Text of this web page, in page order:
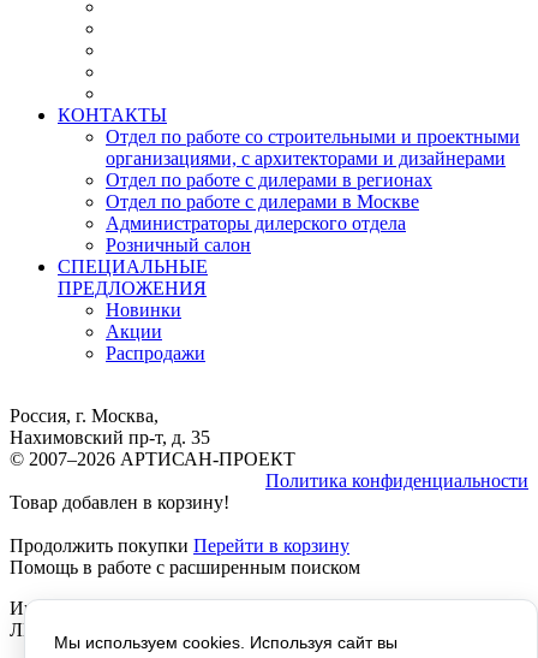
КОНТАКТЫ
Отдел по работе со строительными и проектными
организациями, с архитекторами и дизайнерами
Отдел по работе с дилерами в регионах
Отдел по работе с дилерами в Москве
Администраторы дилерского отдела
Розничный салон
СПЕЦИАЛЬНЫЕ
ПРЕДЛОЖЕНИЯ
Новинки
Акции
Распродажи
Россия, г. Москва,
Нахимовский пр-т, д. 35
© 2007–2026 АРТИСАН-ПРОЕКТ
Политика конфиденциальности
Товар добавлен в корзину!
Продолжить покупки Перейти в корзину
Помощь в работе с расширенным поиском
Инструкция расширенный Поиск, работает везде, КРОМЕ
ЛИЧНОГО КАБИНЕТА, там не отображается текст!
Мы используем cookies. Используя сайт вы